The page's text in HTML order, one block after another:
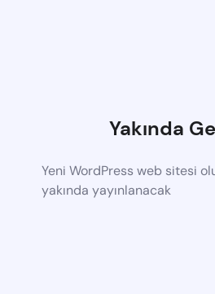
Yakında
Yeni WordPress web sitesi
yakında yayınlanacak